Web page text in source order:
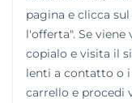
ordini
pagina e clicca
l'offerta". Se
copialo e visita il
lenti a contatto o
carrello e procedi